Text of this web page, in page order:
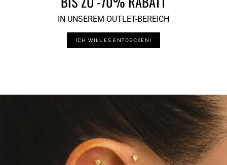
IN UNSEREM OUTLET-BEREICH
ICH WILL ES ENTDECKEN!